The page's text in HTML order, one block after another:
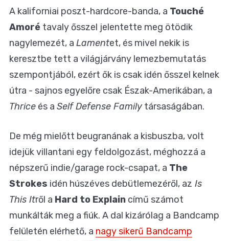
A kaliforniai poszt-hardcore-banda, a Touché
Amoré tavaly ősszel jelentette meg ötödik
nagylemezét, a Lamentet, és mivel nekik is
keresztbe tett a világjárvány lemezbemutatás
szempontjából, ezért ők is csak idén ősszel kelnek
útra - sajnos egyelőre csak Észak-Amerikában, a
Thrice és a Self Defense Familytársaságában.
De még mielőtt beugranának a kisbuszba, volt
idejük villantani egy feldolgozást, méghozzá a
népszerű indie/garage rock-csapat, a The
Strokes idén húszéves debütlemezéről, az Is
This Itről a Hard to Explain című számot
munkálták meg a fiúk. A dal kizárólag a Bandcamp
felületén elérhető, a nagy sikerű Bandcamp